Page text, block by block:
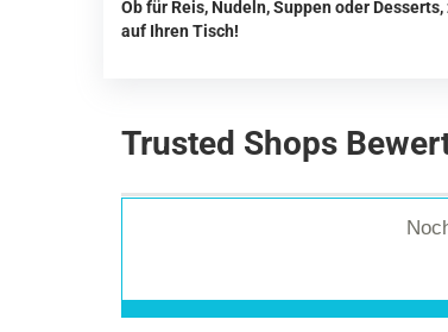
Ob für Reis, Nudeln, Suppen oder
auf Ihren Tisch!
Trusted Shops